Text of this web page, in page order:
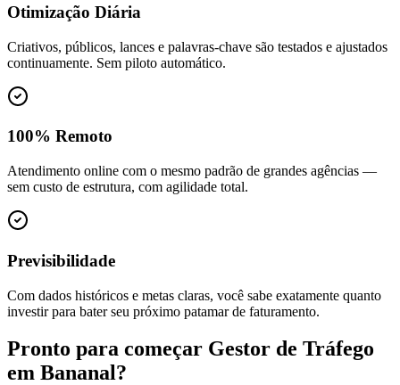
Otimização Diária
Criativos, públicos, lances e palavras-chave são testados e ajustados
continuamente. Sem piloto automático.
100% Remoto
Atendimento online com o mesmo padrão de grandes agências —
sem custo de estrutura, com agilidade total.
Previsibilidade
Com dados históricos e metas claras, você sabe exatamente quanto
investir para bater seu próximo patamar de faturamento.
Pronto para começar Gestor de Tráfego
em Bananal?